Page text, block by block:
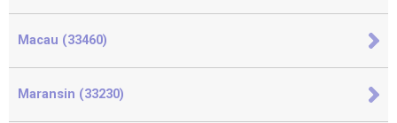
Macau (33460)
Maransin (33230)